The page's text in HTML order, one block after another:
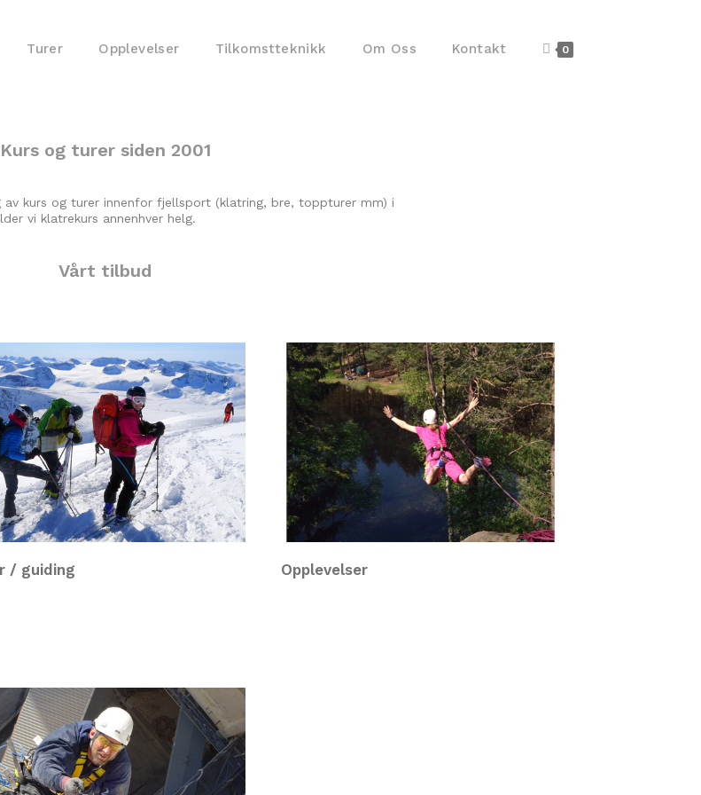
Turer Opplevelser Tilkomstteknikk Om Oss Kontakt 0
Kurs og turer siden 2001
kurs og turer innenfor fjellsport (klatring, bre, toppturer mm) i
vi klatrekurs annenhver helg.
Vårt tilbud
/ guiding Opplevelser